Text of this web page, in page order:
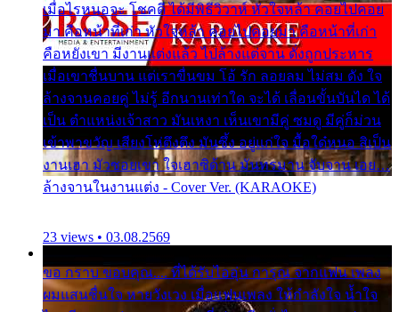
เมื่อไรหนอจะ โชคดี ได้มีพิธีวิวาห์ หัวใจหล้า คอยไปคอย
มา คือหน้าที่เก่า หัวใจหล้า คอยไปคอยมา คือหน้าที่เก่า
คือหยังเขา มีงานแต่งแล้ว ไปล้างแต่จาน ดั่งถูกประหาร
เมื่อเขาชื่นบาน แต่เราขื่นขม โอ้ รัก ลอยลม ไม่สม ดัง ใจ
ล้างจานคอยคู่ ไม่รู้ อีกนานเท่าใด จะได้ เลื่อนขั้นบันได ได้
เป็น ตำแหน่งเจ้าสาว มันเหงา เห็นเขามีคู่ ซมดู มีคู่ก็ม่วน
เข้าพาขวัญ เสียงโห่ตึงตึง มันซึ้ง อยู่แก่ใจ มื้อใด๋หนอ สิเป็น
งานเฮา มัวซอยเขา ใจเฮาซิด้าน มันทรมาน จับจาน เอย…
ล้างจานในงานแต่ง - Cover Ver. (KARAOKE)
23 views • 03.08.2569
ขอ กราบ ขอบคุณ.... ที่ได้รับไออุ่น การุณ จากแฟน เพลง
ผมแสนชื่นใจ หายวังเวง เมื่อแฟนเพลง ให้กำลังใจ น้ำใจ